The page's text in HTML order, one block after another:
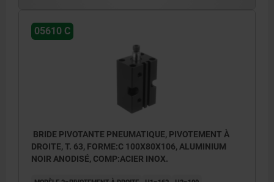
05610 C
BRIDE PIVOTANTE PNEUMATIQUE, PIVOTEMENT À
DROITE, T. 63, FORME:C 100X80X106, ALUMINIUM
NOIR ANODISÉ, COMP:ACIER INOX.